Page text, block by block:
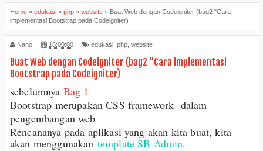
Home » edukasi » php » website » Buat Web dengan Codeigniter (bag2 "Cara
implementasi Bootstrap pada Codeigniter)
Nano 16:00:00 edukasi php website
Buat Web dengan Codeigniter (bag2 "Cara implementasi
Bootstrap pada Codeigniter)
sebelumnya Bag 1
Bootstrap merupakan CSS framework dalam
pengembangan web
Rencananya pada aplikasi yang akan kita buat, kita
akan menggunakan template SB Admin.